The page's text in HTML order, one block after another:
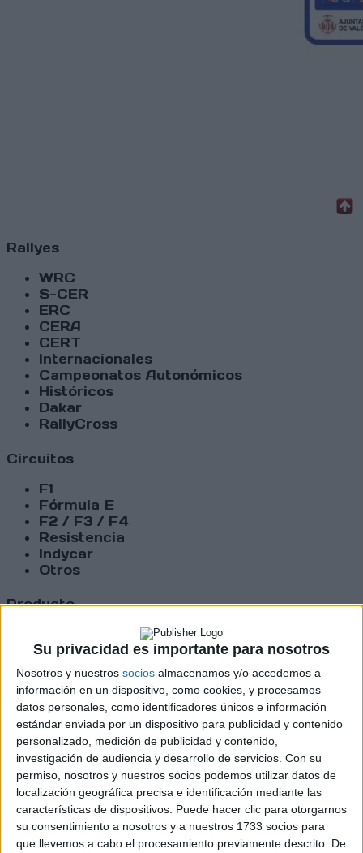
Su privacidad es importante para nosotros
Nosotros y nuestros socios almacenamos y/o accedemos a
información en un dispositivo, como cookies, y procesamos
datos personales, como identificadores únicos e información
estándar enviada por un dispositivo para publicidad y contenido
personalizado, medición de publicidad y contenido,
investigación de audiencia y desarrollo de servicios. Con su
permiso, nosotros y nuestros socios podemos utilizar datos de
localización geográfica precisa e identificación mediante las
características de dispositivos. Puede hacer clic para otorgarnos
su consentimiento a nosotros y a nuestros 1733 socios para
que llevemos a cabo el procesamiento previamente descrito. De
Rallyes
WRC
S-CER
ERC
CERA
CERT
Internacionales
Campeonatos Autonómicos
Históricos
Dakar
RallyCross
Circuitos
F1
Fórmula E
F2 / F3 / F4
Resistencia
Indycar
Otros
Producto
Web pensada para poder ofrecer diferentes
productos propios y ajenos para que los
aficionados los puedan adquirir
Divulgación
Dossier
Webs
Comunicados
Fotografía
Vídeos (on boards)
Redes Sociales